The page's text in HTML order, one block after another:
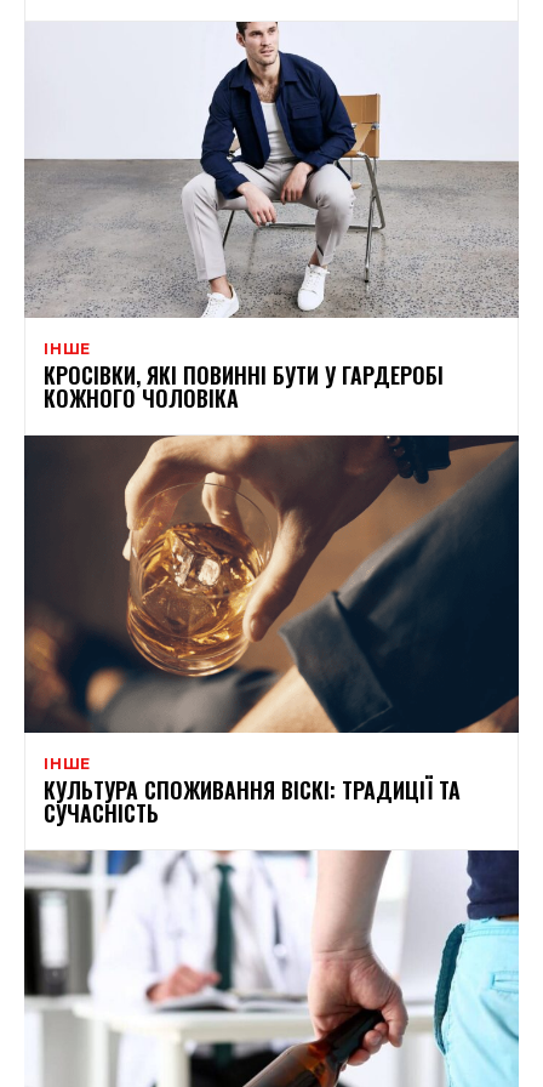
ІНШЕ
КРОСІВКИ, ЯКІ ПОВИННІ БУТИ У ГАРДЕРОБІ
КОЖНОГО ЧОЛОВІКА
ІНШЕ
КУЛЬТУРА СПОЖИВАННЯ ВІСКІ: ТРАДИЦІЇ ТА
СУЧАСНІСТЬ